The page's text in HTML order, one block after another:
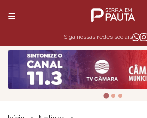
Siga nossas redes sociais